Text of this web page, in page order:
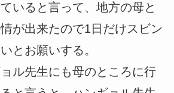
いると言って、地方の母と
が出来たので1日だけスビン
とお願いする。
ル先生にも母のところに行